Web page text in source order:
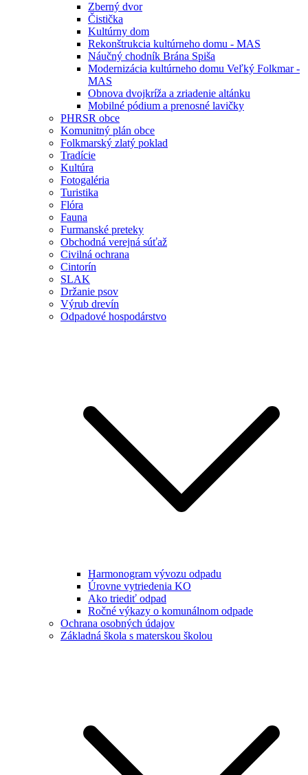
Zberný dvor
Čistička
Kultúrny dom
Rekonštrukcia kultúrneho domu - MAS
Náučný chodník Brána Spiša
Modernizácia kultúrneho domu Veľký Folkmar -
MAS
Obnova dvojkríža a zriadenie altánku
Mobilné pódium a prenosné lavičky
PHRSR obce
Komunitný plán obce
Folkmarský zlatý poklad
Tradície
Kultúra
Fotogaléria
Turistika
Flóra
Fauna
Furmanské preteky
Obchodná verejná súťaž
Civilná ochrana
Cintorín
SLAK
Držanie psov
Výrub drevín
Odpadové hospodárstvo
Harmonogram vývozu odpadu
Úrovne vytriedenia KO
Ako triediť odpad
Ročné výkazy o komunálnom odpade
Ochrana osobných údajov
Základná škola s materskou školou